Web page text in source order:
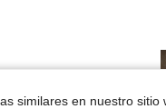
similares en nuestro